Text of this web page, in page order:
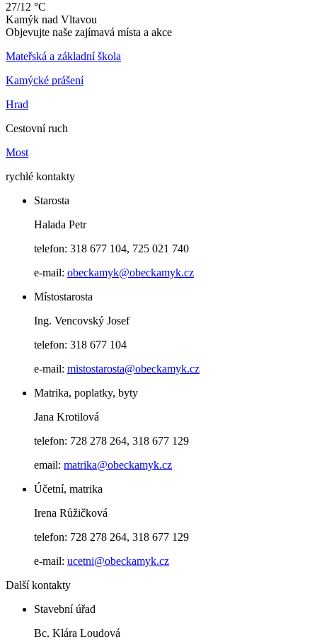
27/12 °C
Kamýk nad Vltavou
Objevujte naše zajímavá místa a akce
Mateřská a základní škola
Kamýcké prášení
Hrad
Cestovní ruch
Most
rychlé kontakty
Starosta
Halada Petr
telefon: 318 677 104, 725 021 740
e-mail: obeckamyk@obeckamyk.cz
Místostarosta
Ing. Vencovský Josef
telefon: 318 677 104
e-mail: mistostarosta@obeckamyk.cz
Matrika, poplatky, byty
Jana Krotilová
telefon: 728 278 264, 318 677 129
email: matrika@obeckamyk.cz
Účetní, matrika
Irena Růžičková
telefon: 728 278 264, 318 677 129
e-mail: ucetni@obeckamyk.cz
Další kontakty
Stavební úřad
Bc. Klára Loudová